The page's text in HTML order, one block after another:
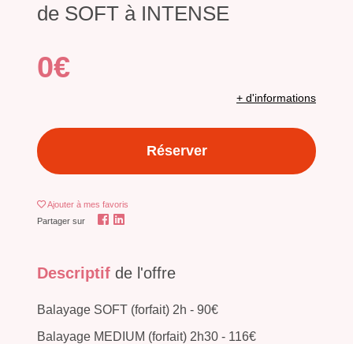
de SOFT à INTENSE
0€
+ d'informations
Réserver
Ajouter à mes favoris
Partager sur
Descriptif de l'offre
Balayage SOFT (forfait) 2h - 90€
Balayage MEDIUM (forfait) 2h30 - 116€